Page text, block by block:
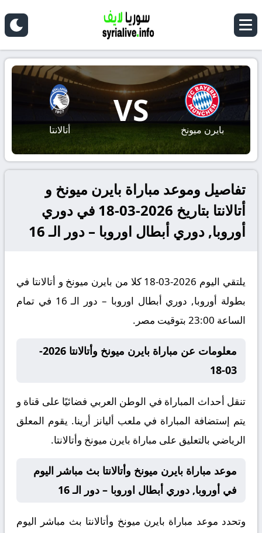
بايرن ميونخ
VS
أتالانتا
تفاصيل وموعد مباراة بايرن ميونخ و
أتالانتا بتاريخ 2026-03-18 في دوري
أوروبا, دوري أبطال اوروبا – دور الـ 16
يلتقي اليوم 2026-03-18 كلا من بايرن ميونخ و أتالانتا في
بطولة أوروبا, دوري أبطال اوروبا – دور الـ 16 في تمام
الساعة 23:00 بتوقيت مصر.
معلومات عن مباراة بايرن ميونخ وأتالانتا 2026-
03-18
تنقل أحداث المباراة في الوطن العربي فضائيًا على قناة و
يتم إستضافة المباراة في ملعب أليانز أرينا. يقوم المعلق
الرياضي بالتعليق على مباراة بايرن ميونخ وأتالانتا.
موعد مباراة بايرن ميونخ وأتالانتا بث مباشر اليوم
في أوروبا, دوري أبطال اوروبا – دور الـ 16
وتحدد موعد مباراة بايرن ميونخ وأتالانتا بث مباشر اليوم